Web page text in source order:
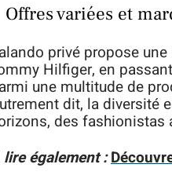
Offres variées et
privé propose
Hilfiger, en
une multitude de
dit, la diversité
des fashionistas
lire également :